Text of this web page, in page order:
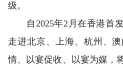
级。
自2025年2月在香港首发
走进北京、上海、杭州、
情、以宴促收、以宴为媒，